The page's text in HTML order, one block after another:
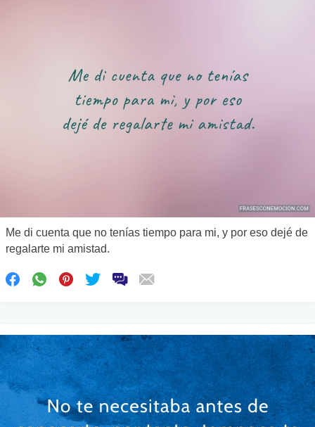
Me di cuenta que no tenías tiempo para mi, y por eso dejé de
regalarte mi amistad.